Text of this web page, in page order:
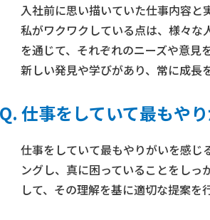
入社前に思い描いていた仕事内容と
私がワクワクしている点は、様々な
を通じて、それぞれのニーズや意見
新しい発見や学びがあり、常に成長
仕事をしていて最もや
仕事をしていて最もやりがいを感じ
ングし、真に困っていることをしっ
して、その理解を基に適切な提案を